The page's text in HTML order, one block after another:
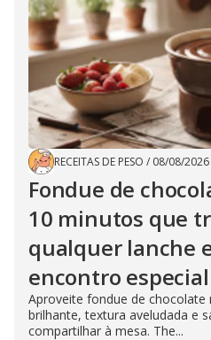
RECEITAS DE PESO / 08/08/2026
Fondue de
10 minutos que
qualquer lanche
encontro especial
Aproveite fondue de chocolate
brilhante, textura aveludada e
compartilhar à mesa. The...